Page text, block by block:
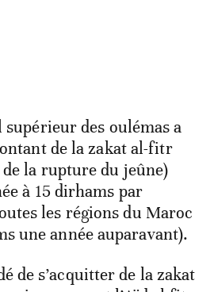
supérieur des oulémas a
de la zakat al-fitr
la rupture du jeûne)
à 15 dirhams par
les régions du Maroc
une année auparavant).
de s’acquitter de la zakat